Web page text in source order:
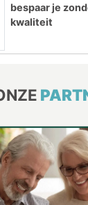
bespaar je
kwaliteit